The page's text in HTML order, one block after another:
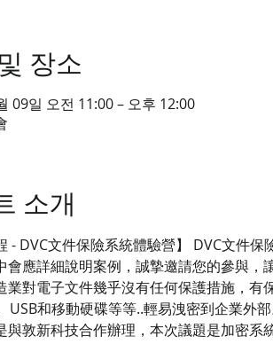
장소
09일 오전 11:00 – 오후 12:00
소개
- DVC文件保險系統體驗營】 DVC文件
會應詳細說明案例，誠摯邀請您的參與，
業對電子文件幾乎沒有任何保護措施，
USB和移動硬碟等等..輕易洩密到企業外
與敦新科技合作辦理，本次議題是加密系